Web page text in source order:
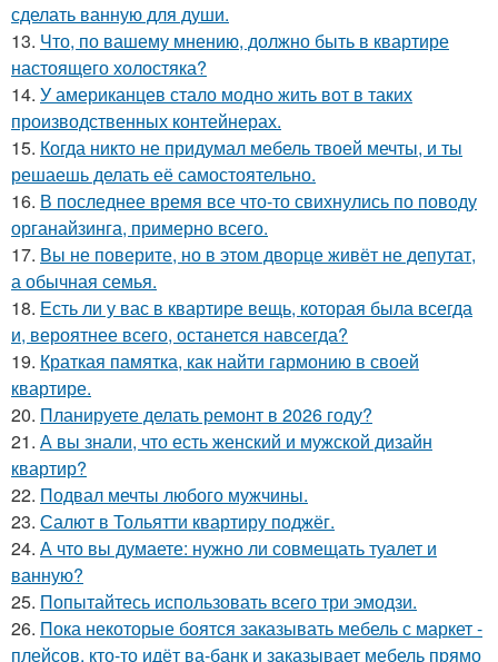
сделать ванную для души.
13. Что, по вашему мнению, должно быть в квартире
настоящего холостяка?
14. У американцев стало модно жить вот в таких
производственных контейнерах.
15. Когда никто не придумал мебель твоей мечты, и ты
решаешь делать её самостоятельно.
16. В последнее время все что-то свихнулись по поводу
органайзинга, примерно всего.
17. Вы не поверите, но в этом дворце живёт не депутат,
а обычная семья.
18. Есть ли у вас в квартире вещь, которая была всегда
и, вероятнее всего, останется навсегда?
19. Краткая памятка, как найти гармонию в своей
квартире.
20. Планируете делать ремонт в 2026 году?
21. А вы знали, что есть женский и мужской дизайн
квартир?
22. Подвал мечты любого мужчины.
23. Салют в Тольятти квартиру поджёг.
24. А что вы думаете: нужно ли совмещать туалет и
ванную?
25. Попытайтесь использовать всего три эмодзи.
26. Пока некоторые боятся заказывать мебель с маркет -
плейсов, кто-то идёт ва-банк и заказывает мебель прямо